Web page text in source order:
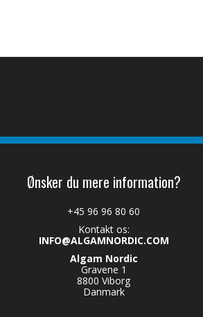
Ønsker du mere information?
+45 96 96 80 60
Kontakt os:
INFO@ALGAMNORDIC.COM
Algam Nordic
Gravene 1
8800 Viborg
Danmark